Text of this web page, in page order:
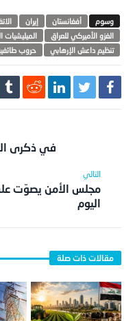
أفغانستان إيران
الغزو الأميركي للعراق
الميليشيات
تنظيم داعش الإرهابي
حروب
في ذكرى
مجلس الأمن يصوّت
اليوم